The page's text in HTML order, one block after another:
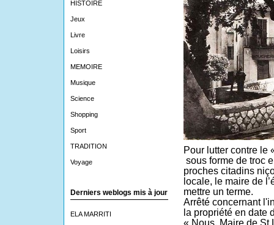
HISTOIRE
Jeux
Livre
Loisirs
MEMOIRE
Musique
Science
Shopping
Sport
TRADITION
Voyage
Derniers weblogs mis à jour
ELA MARRITI
Pour lutter contre le
sous forme de troc
proches citadins
locale, le maire de
mettre un terme.
Arrêté concernant
la propriété en date